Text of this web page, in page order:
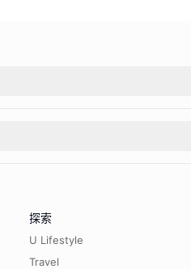
探索
U Lifestyle
Travel